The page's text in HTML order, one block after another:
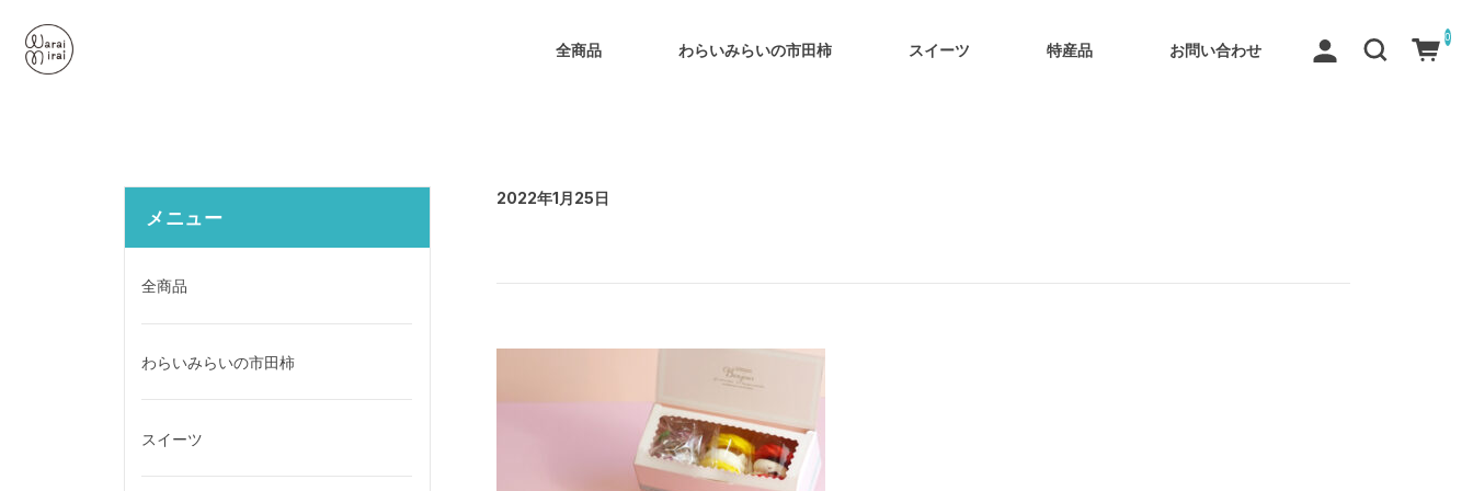
全商品 わらいみらいの市田柿 スイーツ 特産品 お問い合わせ
0
2022年1月25日
メニュー
全商品
わらいみらいの市田柿
スイーツ